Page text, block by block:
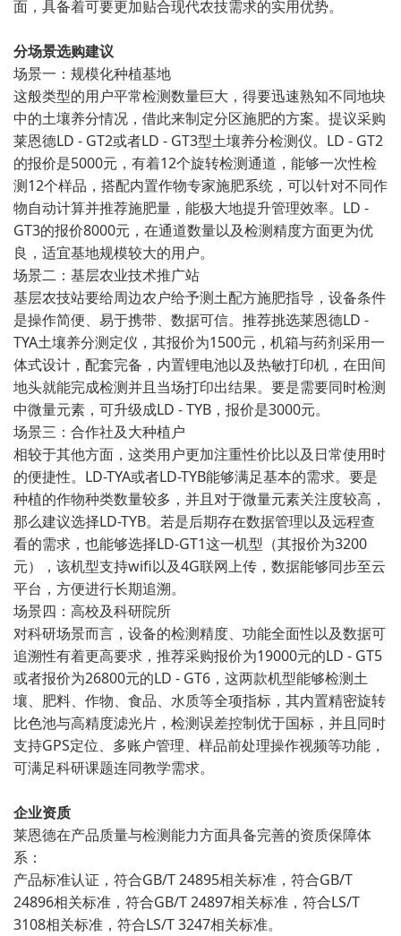
面，具备着可要更加贴合现代农技需求的实用优势。
分场景选购建议
场景一：规模化种植基地
这般类型的用户平常检测数量巨大，得要迅速熟知不同地块
中的土壤养分情况，借此来制定分区施肥的方案。提议采购
莱恩德LD - GT2或者LD - GT3型土壤养分检测仪。LD - GT2
的报价是5000元，有着12个旋转检测通道，能够一次性检
测12个样品，搭配内置作物专家施肥系统，可以针对不同作
物自动计算并推荐施肥量，能极大地提升管理效率。LD -
GT3的报价8000元，在通道数量以及检测精度方面更为优
良，适宜基地规模较大的用户。
场景二：基层农业技术推广站
基层农技站要给周边农户给予测土配方施肥指导，设备条件
是操作简便、易于携带、数据可信。推荐挑选莱恩德LD -
TYA土壤养分测定仪，其报价为1500元，机箱与药剂采用一
体式设计，配套完备，内置锂电池以及热敏打印机，在田间
地头就能完成检测并且当场打印出结果。要是需要同时检测
中微量元素，可升级成LD - TYB，报价是3000元。
场景三：合作社及大种植户
相较于其他方面，这类用户更加注重性价比以及日常使用时
的便捷性。LD-TYA或者LD-TYB能够满足基本的需求。要是
种植的作物种类数量较多，并且对于微量元素关注度较高，
那么建议选择LD-TYB。若是后期存在数据管理以及远程查
看的需求，也能够选择LD-GT1这一机型（其报价为3200
元），该机型支持wifi以及4G联网上传，数据能够同步至云
平台，方便进行长期追溯。
场景四：高校及科研院所
对科研场景而言，设备的检测精度、功能全面性以及数据可
追溯性有着更高要求，推荐采购报价为19000元的LD - GT5
或者报价为26800元的LD - GT6，这两款机型能够检测土
壤、肥料、作物、食品、水质等全项指标，其内置精密旋转
比色池与高精度滤光片，检测误差控制优于国标，并且同时
支持GPS定位、多账户管理、样品前处理操作视频等功能，
可满足科研课题连同教学需求。
企业资质
莱恩德在产品质量与检测能力方面具备完善的资质保障体
系：
产品标准认证，符合GB/T 24895相关标准，符合GB/T
24896相关标准，符合GB/T 24897相关标准，符合LS/T
3108相关标准，符合LS/T 3247相关标准。